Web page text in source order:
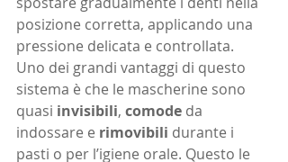
posizione corretta, applicando una
pressione delicata e controllata.
Uno dei grandi vantaggi di questo
sistema è che le mascherine sono
quasi invisibili, comode da
indossare e rimovibili durante i
pasti o per l’igiene orale. Questo le